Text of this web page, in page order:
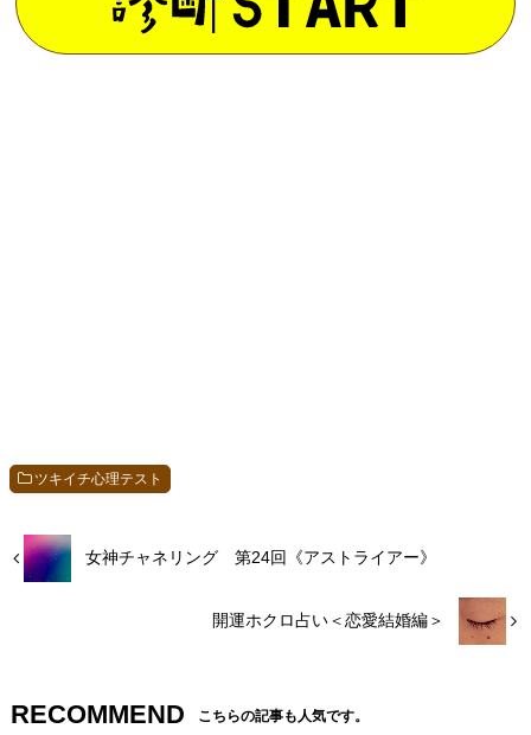
ツキイチ心理テスト
女神チャネリング 第24回《アストライアー》
開運ホクロ占い＜恋愛結婚編＞
RECOMMEND こちらの記事も人気です。